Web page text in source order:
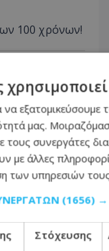
100 χρόνων!
τεμάχισε
σε
ότι τον έκλεβε
είχαν
της
βαλίτσα
εξατομικεύσουμε
μας.
συνεργάτες
με άλλες
των υπηρεσιών
(1656) →
Στόχευσης